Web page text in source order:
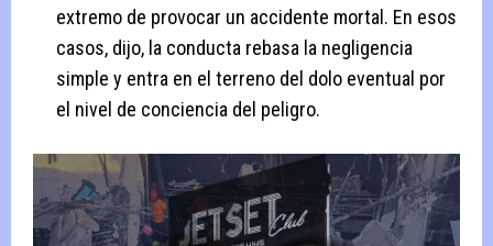
extremo de provocar un accidente mortal. En esos
casos, dijo, la conducta rebasa la negligencia
simple y entra en el terreno del dolo eventual por
el nivel de conciencia del peligro.